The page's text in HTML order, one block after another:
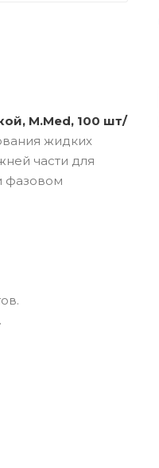
M.Med, 100 шт/
жидких
части для
фазовом